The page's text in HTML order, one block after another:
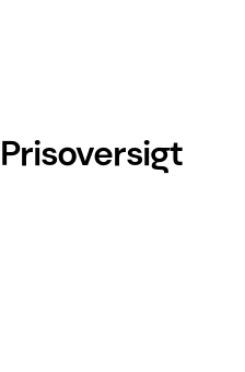
Prisoversigt